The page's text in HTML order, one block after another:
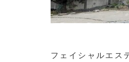
フェイシャルエス